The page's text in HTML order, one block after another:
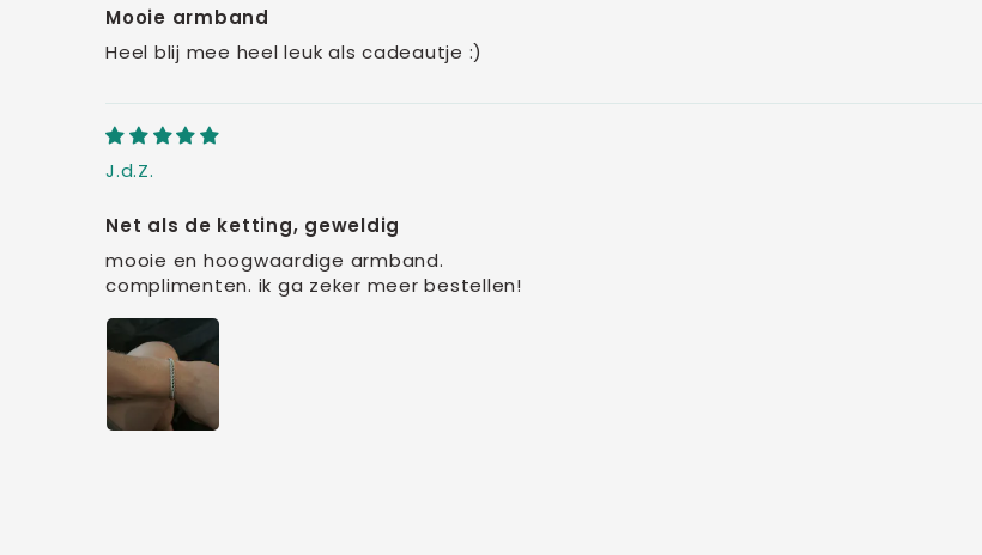
Mooie armband
Heel blij mee heel leuk als cadeautje :)
J.d.Z.
Net als de ketting, geweldig
mooie en hoogwaardige armband.
complimenten. ik ga zeker meer bestellen!